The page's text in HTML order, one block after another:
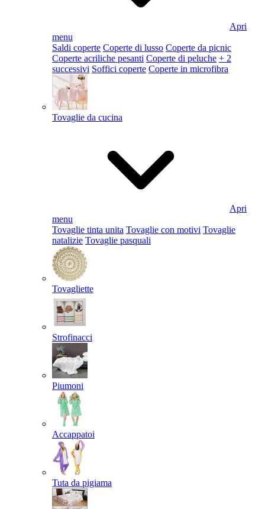
Apri
menu
Saldi coperte Coperte di lusso Coperte da picnic
Coperte acriliche pesanti Coperte di peluche + 2
successivi Soffici coperte Coperte in microfibra
Tovaglie da cucina
Apri
menu
Tovaglie tinta unita Tovaglie con motivi Tovaglie
natalizie Tovaglie pasquali
Tovagliette
Strofinacci
Piumoni
Accappatoi
Tuta da pigiama